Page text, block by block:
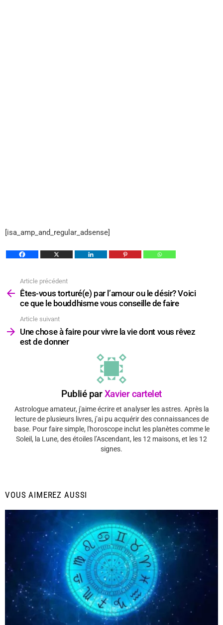
[isa_amp_and_regular_adsense]
plus
Article précédent
Êtes-vous torturé(e) par l’amour ou le désir? Voici
ce que le bouddhisme vous conseille de faire
Article suivant
Une chose à faire pour vivre la vie dont vous rêvez
est de donner
Publié parXavier cartelet
Astrologue amateur, j'aime écrire et analyser les astres. Après la
lecture de plusieurs livres, j’ai pu acquérir des connaissances de
base. Pour faire simple, l'horoscope inclut les planètes comme le
Soleil, la Lune, des étoiles l’Ascendant, les 12 maisons, et les 12
signes.
VOUS AIMEREZ AUSSI